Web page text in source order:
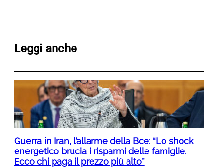
Leggi anche
Guerra in Iran, l’allarme della Bce: “Lo shock
energetico brucia i risparmi delle famiglie.
Ecco chi paga il prezzo più alto”